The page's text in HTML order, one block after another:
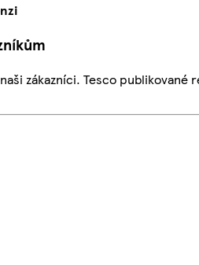
zákazníci. Tesco publikované